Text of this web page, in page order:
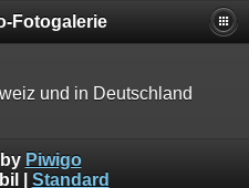
Fotogalerie
und in Deutschland
Piwigo
Standard